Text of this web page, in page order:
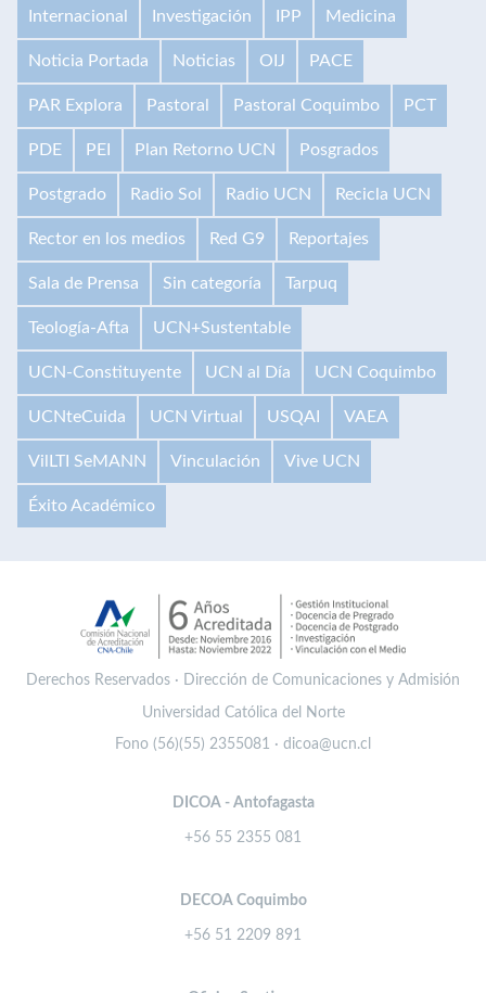
Internacional Investigación IPP Medicina
Noticia Portada Noticias OIJ PACE
PAR Explora Pastoral Pastoral Coquimbo PCT
PDE PEI Plan Retorno UCN Posgrados
Postgrado Radio Sol Radio UCN Recicla UCN
Rector en los medios Red G9 Reportajes
Sala de Prensa Sin categoría Tarpuq
Teología-Afta UCN+Sustentable
UCN-Constituyente UCN al Día UCN Coquimbo
UCNteCuida UCN Virtual USQAI VAEA
VilLTI SeMANN Vinculación Vive UCN
Éxito Académico
Derechos Reservados · Dirección de Comunicaciones y Admisión
Universidad Católica del Norte
Fono (56)(55) 2355081 · dicoa@ucn.cl
DICOA - Antofagasta
+56 55 2355 081
DECOA Coquimbo
+56 51 2209 891